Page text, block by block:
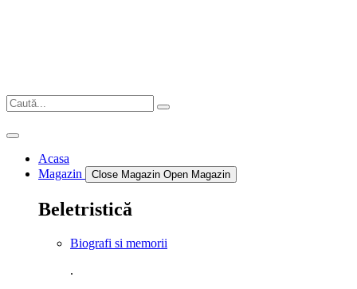
Acasa
Magazin
Close Magazin Open Magazin
Beletristică
Biografi si memorii
.